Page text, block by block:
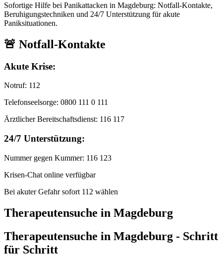
Sofortige Hilfe bei Panikattacken in Magdeburg: Notfall-Kontakte,
Beruhigungstechniken und 24/7 Unterstützung für akute
Paniksituationen.
🚨 Notfall-Kontakte
Akute Krise:
Notruf: 112
Telefonseelsorge: 0800 111 0 111
Ärztlicher Bereitschaftsdienst: 116 117
24/7 Unterstützung:
Nummer gegen Kummer: 116 123
Krisen-Chat online verfügbar
Bei akuter Gefahr sofort 112 wählen
Therapeutensuche in Magdeburg
Therapeutensuche in Magdeburg - Schritt
für Schritt